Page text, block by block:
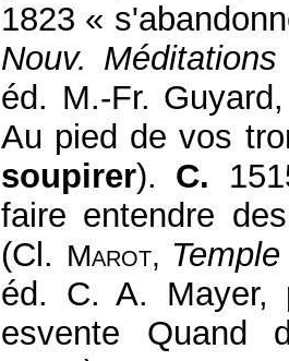
1823 «
Nouv.
éd. M.-Fr.
Au pied de vos
soupirer). C.
faire entendre
(Cl. Marot,
éd. C. A. Mayer,
esvente Quand